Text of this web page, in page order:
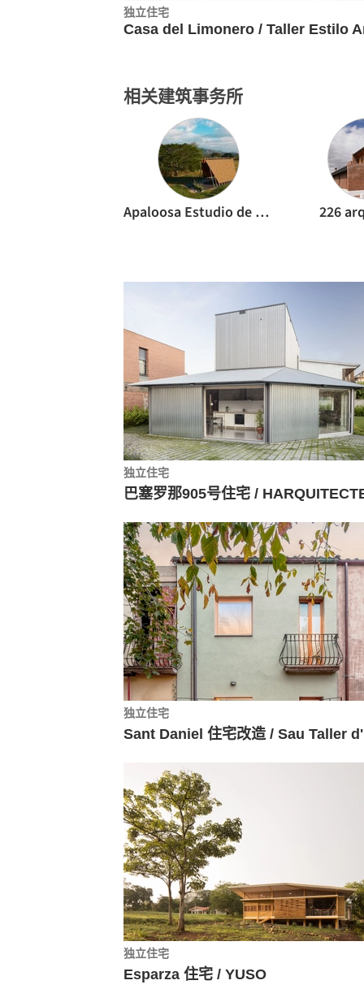
独立住宅
相关建筑事务所
Apaloosa Estudio de Arquitectura y Diseño 226
独立住宅
巴塞罗那905号住宅 /
独立住宅
独立住宅
Esparza 住宅 / YUSO